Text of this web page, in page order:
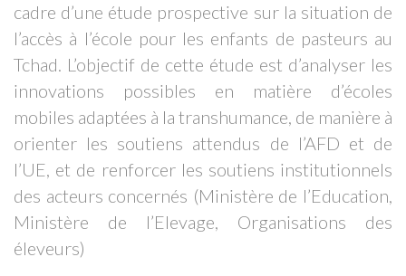
cadre d’une étude prospective sur la situation de
l’accès à l’école pour les enfants de pasteurs au
Tchad. L’objectif de cette étude est d’analyser les
innovations possibles en matière d’écoles
mobiles adaptées à la transhumance, de manière à
orienter les soutiens attendus de l’AFD et de
l’UE, et de renforcer les soutiens institutionnels
des acteurs concernés (Ministère de l’Education,
Ministère de l’Elevage, Organisations des
éleveurs)